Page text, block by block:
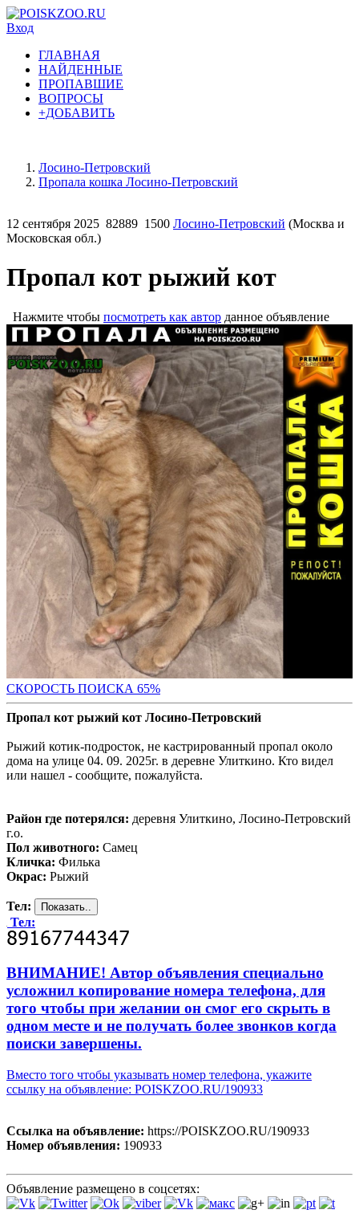
Вход
ГЛАВНАЯ
НАЙДЕННЫЕ
ПРОПАВШИЕ
ВОПРОСЫ
+ДОБАВИТЬ
Лосино-Петровский
Пропала кошка Лосино-Петровский
12 сентября 2025 82889 1500 Лосино-Петровский (Москва и
Московская обл.)
Пропал кот рыжий кот
Нажмите чтобы посмотреть как автор данное объявление
СКОРОСТЬ ПОИСКА 65%
Пропал кот рыжий кот Лосино-Петровский
Рыжий котик-подросток, не кастрированный пропал около
дома на улице 04. 09. 2025г. в деревне Улиткино. Кто видел
или нашел - сообщите, пожалуйста.
Район где потерялся: деревня Улиткино, Лосино-Петровский
г.о.
Пол животного: Самец
Кличка: Филька
Окрас: Рыжий
Тел:
Тел:
ВНИМАНИЕ! Автор объявления специально
усложнил копирование номера телефона, для
того чтобы при желании он смог его скрыть в
одном месте и не получать более звонков когда
поиски завершены.
Вместо того чтобы указывать номер телефона, укажите
ссылку на объявление: POISKZOO.RU/190933
Ссылка на объявление: https://POISKZOO.RU/190933
Номер объявления: 190933
Объявление размещено в соцсетях: